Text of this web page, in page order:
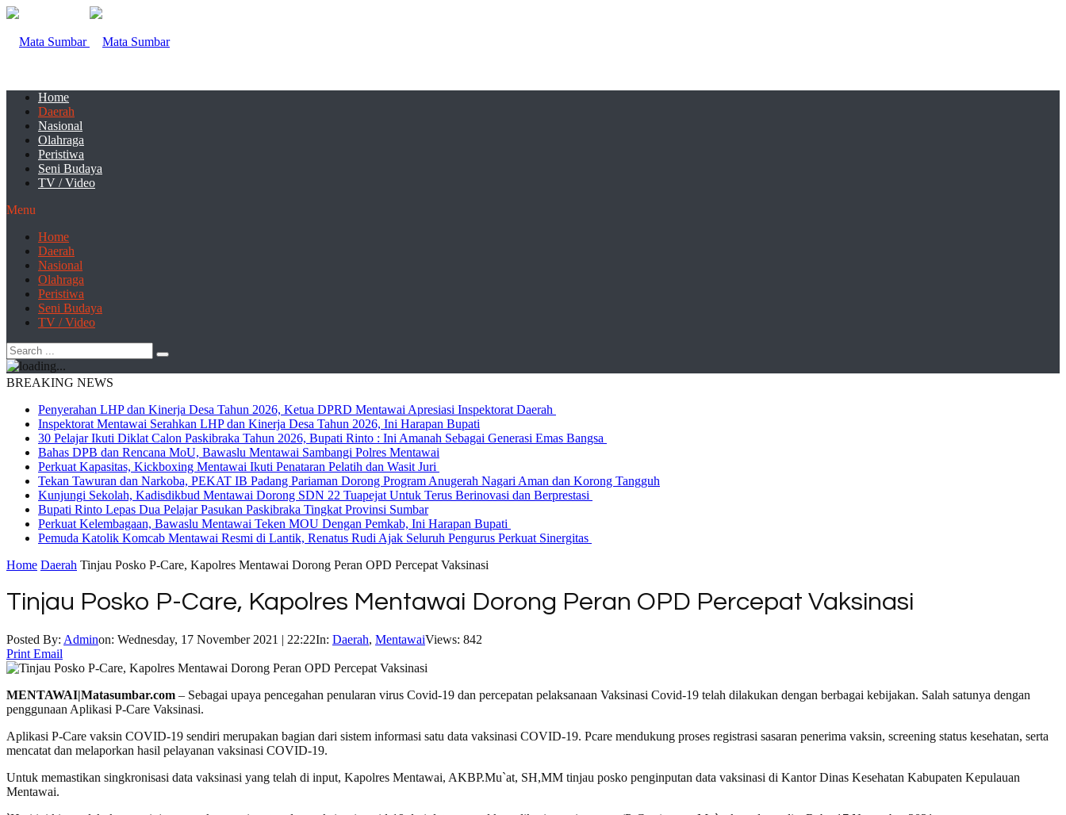
Home
Daerah
Nasional
Olahraga
Peristiwa
Seni Budaya
TV / Video
Menu
Home
Daerah
Nasional
Olahraga
Peristiwa
Seni Budaya
TV / Video
BREAKING NEWS
Penyerahan LHP dan Kinerja Desa Tahun 2026, Ketua DPRD Mentawai Apresiasi Inspektorat Daerah
Inspektorat Mentawai Serahkan LHP dan Kinerja Desa Tahun 2026, Ini Harapan Bupati
30 Pelajar Ikuti Diklat Calon Paskibraka Tahun 2026, Bupati Rinto : Ini Amanah Sebagai Generasi Emas Bangsa
Bahas DPB dan Rencana MoU, Bawaslu Mentawai Sambangi Polres Mentawai
Perkuat Kapasitas, Kickboxing Mentawai Ikuti Penataran Pelatih dan Wasit Juri
Tekan Tawuran dan Narkoba, PEKAT IB Padang Pariaman Dorong Program Anugerah Nagari Aman dan Korong Tangguh
Kunjungi Sekolah, Kadisdikbud Mentawai Dorong SDN 22 Tuapejat Untuk Terus Berinovasi dan Berprestasi
Bupati Rinto Lepas Dua Pelajar Pasukan Paskibraka Tingkat Provinsi Sumbar
Perkuat Kelembagaan, Bawaslu Mentawai Teken MOU Dengan Pemkab, Ini Harapan Bupati
Pemuda Katolik Komcab Mentawai Resmi di Lantik, Renatus Rudi Ajak Seluruh Pengurus Perkuat Sinergitas
Home Daerah Tinjau Posko P-Care, Kapolres Mentawai Dorong Peran OPD Percepat Vaksinasi
Tinjau Posko P-Care, Kapolres Mentawai Dorong Peran OPD Percepat Vaksinasi
Posted By: Adminon: Wednesday, 17 November 2021 | 22:22In: Daerah, MentawaiViews: 842
Print Email
MENTAWAI|Matasumbar.com – Sebagai upaya pencegahan penularan virus Covid-19 dan percepatan pelaksanaan Vaksinasi Covid-19 telah dilakukan dengan berbagai kebijakan. Salah satunya dengan
penggunaan Aplikasi P-Care Vaksinasi.
Aplikasi P-Care vaksin COVID-19 sendiri merupakan bagian dari sistem informasi satu data vaksinasi COVID-19. Pcare mendukung proses registrasi sasaran penerima vaksin, screening status kesehatan, serta
mencatat dan melaporkan hasil pelayanan vaksinasi COVID-19.
Untuk memastikan singkronisasi data vaksinasi yang telah di input, Kapolres Mentawai, AKBP.Mu`at, SH,MM tinjau posko penginputan data vaksinasi di Kantor Dinas Kesehatan Kabupaten Kepulauan
Mentawai.